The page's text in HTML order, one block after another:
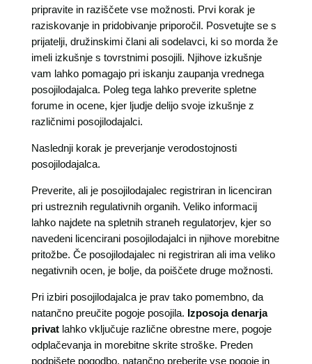
pripravite in raziščete vse možnosti. Prvi korak je
raziskovanje in pridobivanje priporočil. Posvetujte se s
prijatelji, družinskimi člani ali sodelavci, ki so morda že
imeli izkušnje s tovrstnimi posojili. Njihove izkušnje
vam lahko pomagajo pri iskanju zaupanja vrednega
posojilodajalca. Poleg tega lahko preverite spletne
forume in ocene, kjer ljudje delijo svoje izkušnje z
različnimi posojilodajalci.
Naslednji korak je preverjanje verodostojnosti
posojilodajalca.
Preverite, ali je posojilodajalec registriran in licenciran
pri ustreznih regulativnih organih. Veliko informacij
lahko najdete na spletnih straneh regulatorjev, kjer so
navedeni licencirani posojilodajalci in njihove morebitne
pritožbe. Če posojilodajalec ni registriran ali ima veliko
negativnih ocen, je bolje, da poiščete druge možnosti.
Pri izbiri posojilodajalca je prav tako pomembno, da
natančno preučite pogoje posojila. Izposoja denarja
privatlahko vključuje različne obrestne mere, pogoje
odplačevanja in morebitne skrite stroške. Preden
podpišete pogodbo, natančno preberite vse pogoje in